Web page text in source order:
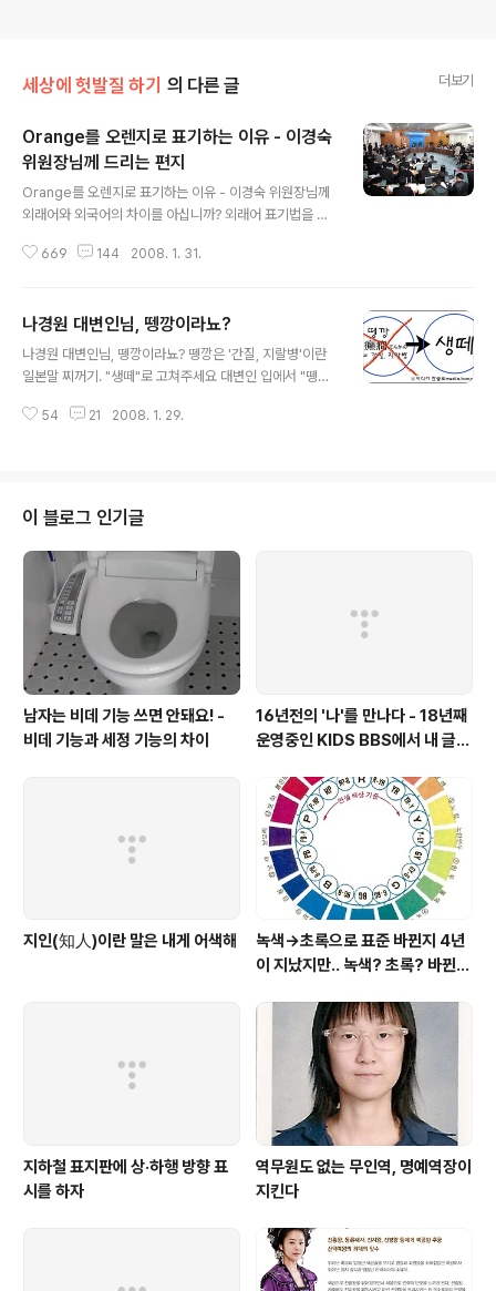
세상에 헛발질 하기 의 다른 글 더보기
Orange를 오렌지로 표기하는 이유 - 이경숙
위원장님께 드리는 편지
Orange를 오렌지로 표기하는 이유 - 이경숙 위원장님께
외래어와 외국어의 차이를 아십니까? 외래어 표기법을 바
습니다. 영어 교육에 대해서 밀실 공청회를 여셨다구요. (밀
회' / 한국일보 2008.1.30] 2008.1.30 삼청동 인수위 대
회의실에서 있었던 "밀실 공청회" 영어 공교육 완성을 위한
실천방안 공청회 자리가 좁아서 인수위측이 지정한 방청객
인사도 배제하고, 찬성측 인사들로 거의 채웠다고 한다. 인
669 144 2008. 1. 31.
나경원 대변인님, 뗑깡이라뇨?
나경원 대변인님, 뗑깡이라뇨? 뗑깡은 '간질, 지랄병'이란
일본말 찌꺼기. "생떼"로 고쳐주세요 대변인 입에서 "뗑
원 대변인의 논평을 잠깐 보자. 퇴임이 한 달도 남지 않은
를 위한 반대를 하라고 했는데 이것은 선동가의 모습과도
같다. http://hannara.or.kr/hannara2/hparty/hparty
_news_briefView.jsp?no=42636 2008.1.28 나경
원 대변인 논평 중에서 우리말 순화에 앞장서야 할 차기 여
당 대변인의 입에서 "땡깡"이란 단어가 나왔다. ..
54 21 2008. 1. 29.
이 블로그 인기글
남자는 비데 기능 쓰면 안돼요! -
비데 기능과 세정 기능의 차이
16년전의 '나'를 만나다 - 18년째
운영중인 KIDS BBS에서 내 글을
지인(知人)이란 말은 내게 어색해
녹색→초록으로 표준 바뀐지 4년
이 지났지만.. 녹색? 초록? 바뀐
지하철 표지판에 상·하행 방향 표
시를 하자
역무원도 없는 무인역, 명예역장이
지킨다